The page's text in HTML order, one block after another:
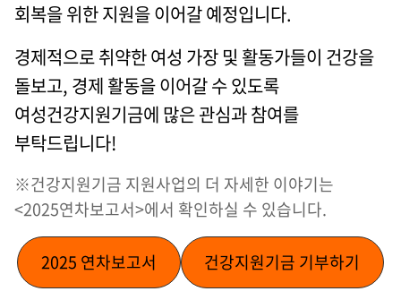
회복을 위한 지원을 이어갈 예정입니다.
경제적으로 취약한 여성 가장 및 활동가들이 건강을
돌보고, 경제 활동을 이어갈 수 있도록
여성건강지원기금에 많은 관심과 참여를
부탁드립니다!
※건강지원기금 지원사업의 더 자세한 이야기는
<2025연차보고서>에서 확인하실 수 있습니다.
2025 연차보고서 건강지원기금 기부하기